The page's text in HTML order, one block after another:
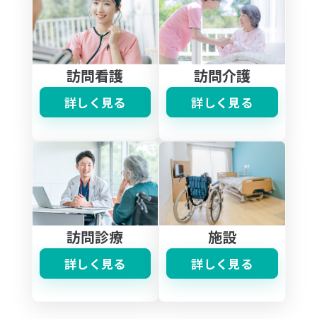
訪問看護
詳しく見る
訪問介護
詳しく見る
訪問診療
詳しく見る
施設
詳しく見る